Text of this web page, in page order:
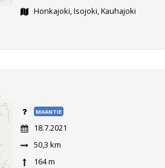
Honkajoki, Isojoki, Kauhajoki
MAANTIE
18.7.2021
50,3 km
164 m